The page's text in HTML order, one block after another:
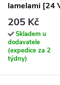
lamelami [24
205 Kč
Skladem u
dodavatele
(expedice za 2
týdny)